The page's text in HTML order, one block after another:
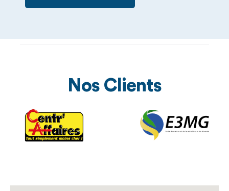
Nos Clients